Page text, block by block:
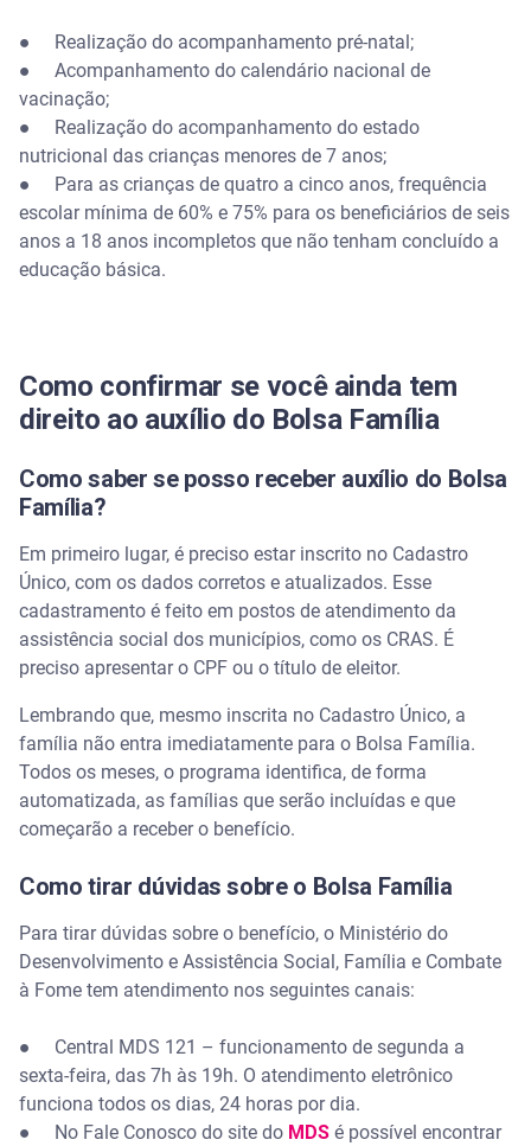
● Realização do acompanhamento pré-natal;
● Acompanhamento do calendário nacional de
vacinação;
● Realização do acompanhamento do estado
nutricional das crianças menores de 7 anos;
● Para as crianças de quatro a cinco anos, frequência
escolar mínima de 60% e 75% para os beneficiários de seis
anos a 18 anos incompletos que não tenham concluído a
educação básica.
Como confirmar se você ainda tem
direito ao auxílio do Bolsa Família
Como saber se posso receber auxílio do Bolsa
Família?
Em primeiro lugar, é preciso estar inscrito no Cadastro
Único, com os dados corretos e atualizados. Esse
cadastramento é feito em postos de atendimento da
assistência social dos municípios, como os CRAS. É
preciso apresentar o CPF ou o título de eleitor.
Lembrando que, mesmo inscrita no Cadastro Único, a
família não entra imediatamente para o Bolsa Família.
Todos os meses, o programa identifica, de forma
automatizada, as famílias que serão incluídas e que
começarão a receber o benefício.
Como tirar dúvidas sobre o Bolsa Família
Para tirar dúvidas sobre o benefício, o Ministério do
Desenvolvimento e Assistência Social, Família e Combate
à Fome tem atendimento nos seguintes canais:
● Central MDS 121 – funcionamento de segunda a
sexta-feira, das 7h às 19h. O atendimento eletrônico
funciona todos os dias, 24 horas por dia.
● No Fale Conosco do site do MDS é possível encontrar